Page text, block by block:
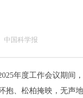
中国科学报
年度工作会议期间
抱、松柏掩映，无声